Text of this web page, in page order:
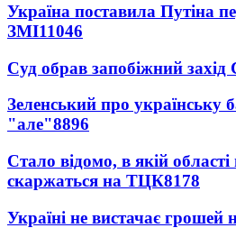
Україна поставила Путіна
ЗМІ11046
Суд обрав запобіжний захід
Зеленський про українську
"але"8896
Стало відомо, в якій
скаржаться на ТЦК8178
Україні не вистачає грошей